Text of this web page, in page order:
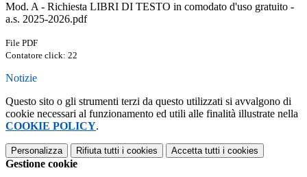
Mod. A - Richiesta LIBRI DI TESTO in comodato d'uso gratuito -
a.s. 2025-2026.pdf
File PDF
Contatore click: 22
Notizie
Questo sito o gli strumenti terzi da questo utilizzati si avvalgono di
cookie necessari al funzionamento ed utili alle finalità illustrate nella
COOKIE POLICY.
Personalizza Rifiuta tutti i cookies Accetta tutti i cookies
Gestione cookie